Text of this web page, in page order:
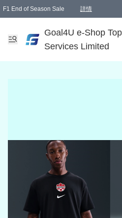
F1 End of Season Sale 詳情
Goal4U e-Shop
Services Limited